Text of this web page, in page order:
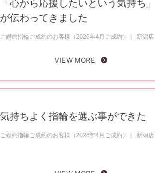
「心から応援したいという気持ち」
が伝わってきました
ご婚約指輪ご成約のお客様（2026年4月ご成約） 新潟店
VIEW MORE
気持ちよく指輪を選ぶ事ができた
ご婚約指輪ご成約のお客様（2026年4月ご成約） 新潟店